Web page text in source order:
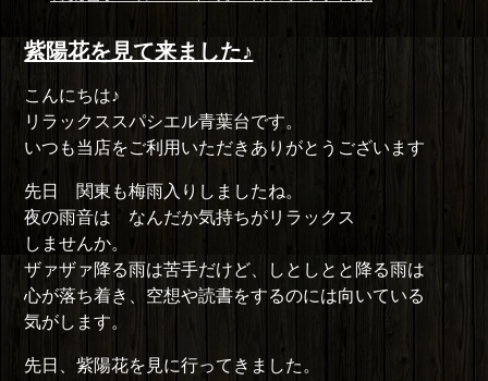
者
日:
紫陽花を見て来ました♪
こんにちは♪
リラックススパシエル青葉台です。
いつも当店をご利用いただきありがとうございます
先日 関東も梅雨入りしましたね。
夜の雨音は なんだか気持ちがリラックス
しませんか。
ザァザァ降る雨は苦手だけど、しとしとと降る雨は
心が落ち着き、空想や読書をするのには向いている
気がします。
先日、紫陽花を見に行ってきました。